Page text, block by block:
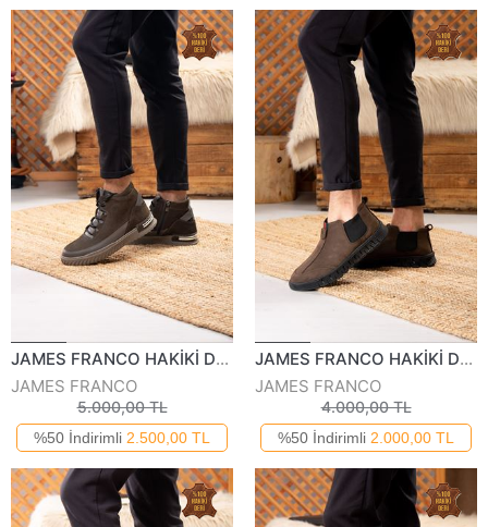
JAMES FRANCO HAKİKİ DERİ ERKEK GÜNLÜK BOT 941023K
JAMES FRANCO
5.000,00 TL
%50 İndirimli 2.500,00 TL
JAMES FRANCO HAKİKİ DERİ ERKEK BOT 632024K
JAMES FRANCO
4.000,00 TL
%50 İndirimli 2.000,00 TL